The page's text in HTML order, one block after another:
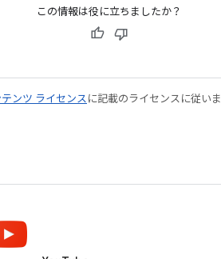
この情報は役に立ちましたか？
テンツ ライセンスに記載のライセンスに従い